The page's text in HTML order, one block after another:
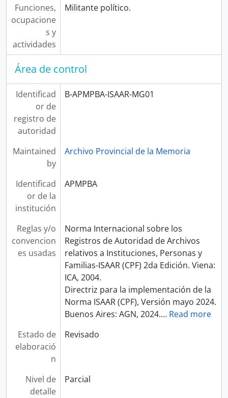
Funciones,
ocupacione
s y
actividades
Militante político.
Área de control
Identificad
or de
registro de
autoridad
B-APMPBA-ISAAR-MG01
Maintained
by
Archivo Provincial de la Memoria
Identificad
or de la
institución
APMPBA
Reglas y/o
convencion
es usadas
Norma Internacional sobre los
Registros de Autoridad de Archivos
relativos a Instituciones, Personas y
Familias-ISAAR (CPF) 2da Edición. Viena:
ICA, 2004.
Directriz para la implementación de la
Norma ISAAR (CPF), Versión mayo 2024.
Buenos Aires: AGN, 2024.… Read more
Estado de
elaboració
n
Revisado
Nivel de
detalle
Parcial